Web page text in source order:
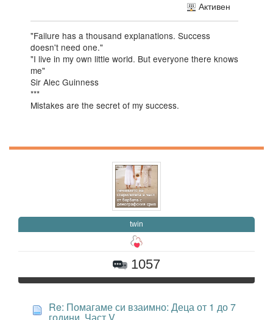
Активен
"Failure has a thousand explanations. Success
doesn't need one."
"I live in my own little world. But everyone there knows
me"
Sir Alec Guinness
***
Mistakes are the secret of my success.
twin
1057
Re: Помагаме си взаимно: Деца от 1 до 7